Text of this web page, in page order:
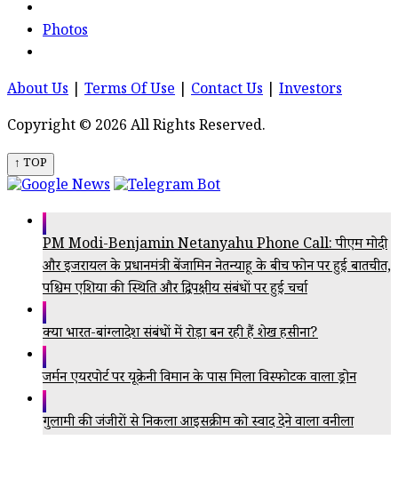
Photos
About Us Terms Of Use Contact Us
Investors
Copyright © 2026 All Rights Reserved.
↑ TOP
PM Modi-Benjamin Netanyahu Phone Call: पीएम मोदी
और इजरायल के प्रधानमंत्री बेंजामिन नेतन्याहू के बीच फोन पर हुई बातचीत,
पश्चिम एशिया की स्थिति और द्विपक्षीय संबंधों पर हुई चर्चा
क्या भारत-बांग्लादेश संबंधों में रोड़ा बन रही हैं शेख हसीना?
जर्मन एयरपोर्ट पर यूक्रेनी विमान के पास मिला विस्फोटक वाला ड्रोन
गुलामी की जंजीरों से निकला आइसक्रीम को स्वाद देने वाला वनीला